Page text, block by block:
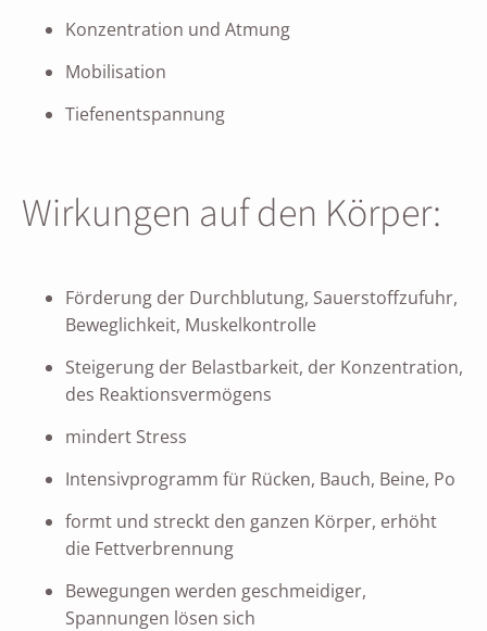
Konzentration und Atmung
Mobilisation
Tiefenentspannung
Wirkungen auf den Körper:
Förderung der Durchblutung, Sauerstoffzufuhr,
Beweglichkeit, Muskelkontrolle
Steigerung der Belastbarkeit, der Konzentration,
des Reaktionsvermögens
mindert Stress
Intensivprogramm für Rücken, Bauch, Beine, Po
formt und streckt den ganzen Körper, erhöht
die Fettverbrennung
Bewegungen werden geschmeidiger,
Spannungen lösen sich